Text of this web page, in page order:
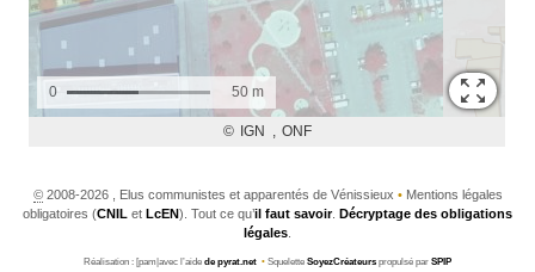
©2008-2026 , Elus communistes et apparentés de Vénissieux •Mentions légales
obligatoires (CNIL et LcEN). Tout ce qu’il faut savoir. Décryptage des obligations
légales
Réalisation : [pam|avec l’aide de pyrat.net • Squelette SoyezCréateurs propulsé par SPIP